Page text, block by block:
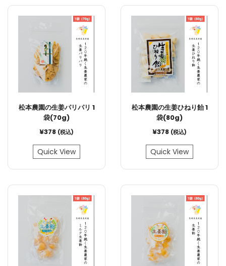
松本農園の生姜パリパリ 1
袋(70g)
¥378 (税込)
Quick View
松本農園の生姜ひねり飴 1
袋(80g)
¥378 (税込)
Quick View